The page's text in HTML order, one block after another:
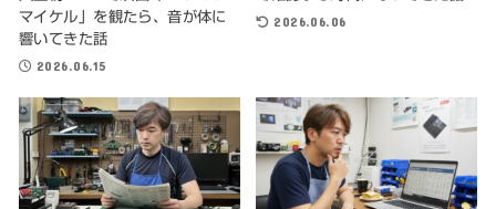
マイケル」を観たら、音が体に
響いてきた話
2026.06.15
2026.06.06